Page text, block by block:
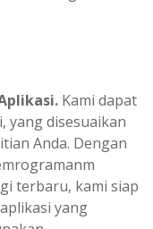
Kami dapat
yang disesuaikan
Anda. Dengan
terbaru, kami siap
yang